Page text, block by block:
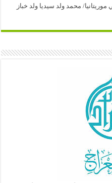
محمد ولد سيديا ولد خباز